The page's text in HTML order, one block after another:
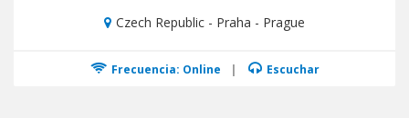
Czech Republic - Praha - Prague
Frecuencia: Online | Escuchar